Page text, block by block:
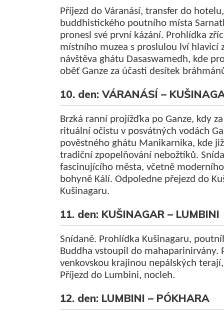
Příjezd do Váranásí, transfer do
buddhistického poutního místa
pronesl své první kázání. Prohlídka
místního muzea s proslulou lví hlavicí
návštěva ghátu Dasaswamedh, kde
oběť Ganze za účasti desítek
10. den: VÁRANÁSÍ –
Brzká ranní projížďka po Ganze, kdy
rituální očistu v posvátných vodách
pověstného ghátu Manikar­nika, kde
tra­diční zpopelňování nebožtíků.
fascinujícího města, včetně
bohyně Kálí. Odpoledne přejezd do
Kušinagaru.
11. den: KUŠINAGAR – LUMBINI
Snídaně. Prohlídka Kušinagaru,
Buddha vstoupil do mahaparinirvány.
venkovskou krajinou nepálských
Příjezd do Lumbini, nocleh.
12. den: LUMBINI – PÓKHARA